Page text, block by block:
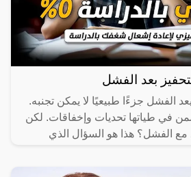
بعد الفشل
الفشل جزءًا طبيعيًا لا يمكن تجنبه.
في طياتها تحديات وإخفاقات. لكن
مع الفشل؟ هذا هو السؤال الذي